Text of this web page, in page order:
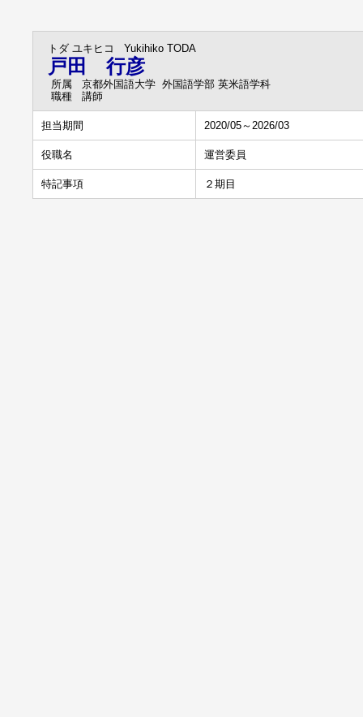
トダ ユキヒコ Yukihiko TODA
戸田 行彦
所属
京都外国語大学 外国語学部 英米語学科
職種
講師
担当期間 2020/05～2026/03
役職名 運営委員
特記事項 ２期目